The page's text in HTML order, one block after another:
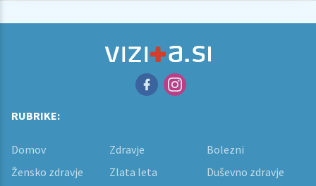
RUBRIKE:
Domov Zdravje
Bolezni
Žensko zdravje
Zlata leta
Duševno zdravje